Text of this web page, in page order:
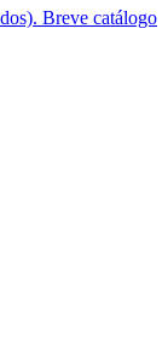
Breve catálogo